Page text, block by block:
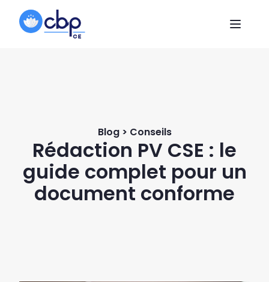
Blog > Conseils
Rédaction PV CSE : le
guide complet pour un
document conforme